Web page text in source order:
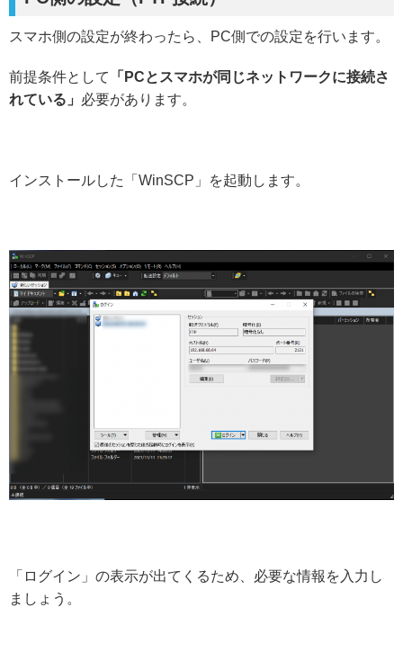
スマホ側の設定が終わったら、PC側での設定を行います。
前提条件として
「PCとスマホが同じネットワークに接続さ
れている」 必要があります。
インストールした「WinSCP」を起動します。
「ログイン」の表示が出てくるため、必要な情報を入力し
ましょう。